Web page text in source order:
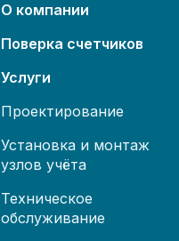
О компании
Поверка счетчиков
Услуги
Проектирование
Установка и монтаж
узлов учёта
Техническое
обслуживание